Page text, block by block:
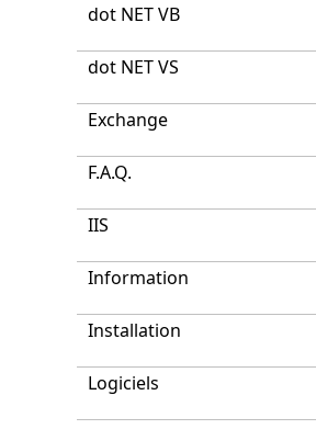
dot NET VB
dot NET VS
Exchange
F.A.Q.
IIS
Information
Installation
Logiciels